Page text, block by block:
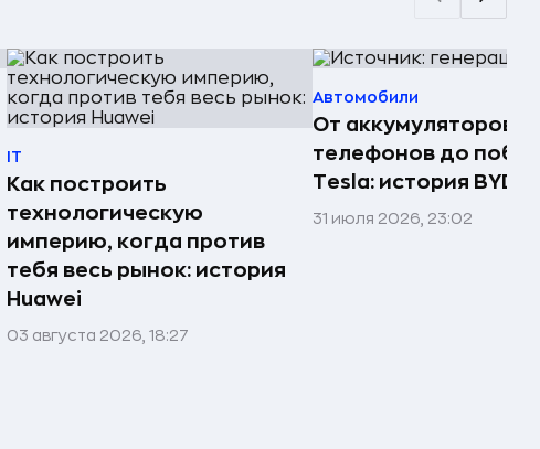
IT
Как построить
технологическую
империю, когда против
тебя весь рынок: история
Huawei
03 августа 2026, 18:27
Автомобили
От аккумуляторов
телефонов до
Tesla: история BYD
31 июля 2026, 23:02